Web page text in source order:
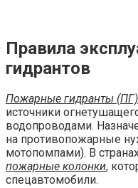
Правила
гидрантов
Пожарные гидранты (ПГ)
источники
водопроводами.
на противопожарные
мотопомпами). В
пожарные колонки,
спецавтомобили.